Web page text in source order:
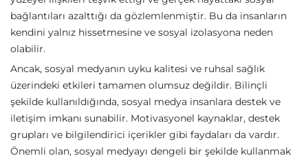
bağlantıları azalttığı da gözlemlenmiştir. Bu da insanların
kendini yalnız hissetmesine ve sosyal izolasyona neden
olabilir.
Ancak, sosyal medyanın uyku kalitesi ve ruhsal sağlık
üzerindeki etkileri tamamen olumsuz değildir. Bilinçli
şekilde kullanıldığında, sosyal medya insanlara destek ve
iletişim imkanı sunabilir. Motivasyonel kaynaklar, destek
grupları ve bilgilendirici içerikler gibi faydaları da vardır.
Önemli olan, sosyal medyayı dengeli bir şekilde kullanmak